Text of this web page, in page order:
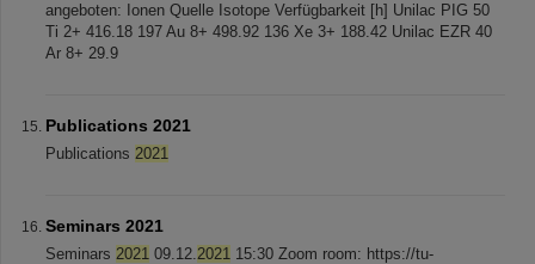
angeboten: Ionen Quelle Isotope Verfügbarkeit [h] Unilac PIG 50
Ti 2+ 416.18 197 Au 8+ 498.92 136 Xe 3+ 188.42 Unilac EZR 40
Ar 8+ 29.9
Publications 2021
Publications 2021
Seminars 2021
Seminars 2021 09.12.2021 15:30 Zoom room: https://tu-